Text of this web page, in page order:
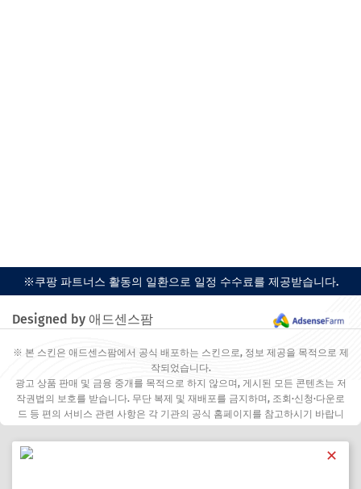
※쿠팡 파트너스 활동의 일환으로 일정 수수료를 제공받습니다.
Designed by 애드센스팜
※ 본 스킨은 애드센스팜에서 공식 배포하는 스킨으로, 정보 제공을 목적으로 제
작되었습니다.
광고 상품 판매 및 금융 중개를 목적으로 하지 않으며, 게시된 모든 콘텐츠는 저
작권법의 보호를 받습니다. 무단 복제 및 재배포를 금지하며, 조회·신청·다운로
드 등 편의 서비스 관련 사항은 각 기관의 공식 홈페이지를 참고하시기 바랍니
✕